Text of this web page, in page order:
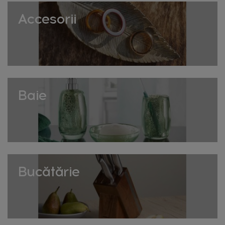
cameră în alta. Folosite ca loc suplimentar de ședere,
suport pentru picioare sau chiar măsuță improvizată
atunci când găzduiești oaspeți neașteptați. Disponibile în
culori variate, de la neutre discrete la accente vibrante de
Scaune decorative
Scaunele din colecție combină designul cu
funcționalitatea – de la scaune tapițate cu picioare din
lemn sau metal, la modele sculpturale din răchită sau
materiale mixte, potrivite ca piesă accent în living sau
declarație de stil, chiar și fără a fi folosit zilnic.
Banchete pentru hol și dormitor
Banchetele sunt perfecte la capătul patului sau în hol,
oferind un loc de ședere practic pentru încălțat sau
Accesorii
Baie
Bucătărie